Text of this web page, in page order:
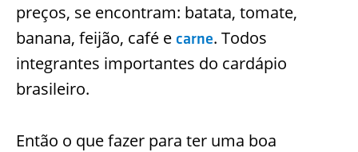
preços, se encontram: batata, tomate,
banana, feijão, café e carne. Todos
integrantes importantes do cardápio
brasileiro.
Então o que fazer para ter uma boa